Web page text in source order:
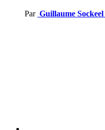
Par Guillaume Sockeel